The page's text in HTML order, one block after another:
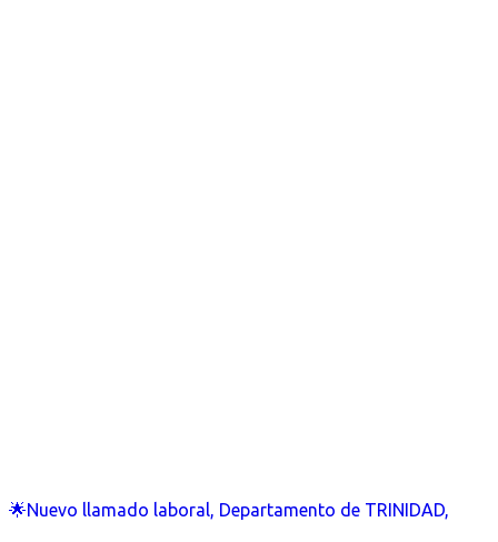
🌟Nuevo llamado laboral, Departamento de TRINIDAD,